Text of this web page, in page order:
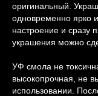
оригинальный.
одновременно ярко
настроение и сразу
украшения можно
УФ смола не
высокопрочная, не
использовании.